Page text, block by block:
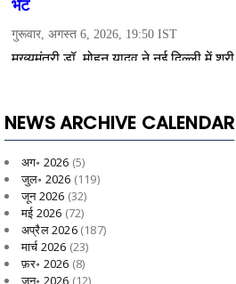
NEWS ARCHIVE CALENDAR
अग॰ 2026 (5)
जुल॰ 2026 (119)
जून 2026 (32)
मई 2026 (72)
अप्रैल 2026(187)
मार्च 2026 (23)
फ़र॰ 2026 (8)
जन॰ 2026 (12)